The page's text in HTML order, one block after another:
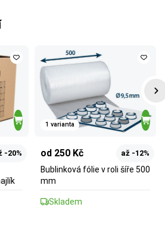
-20%
1 varianta
od 250 Kč až -12%
Bublinková fólie v roli šíře 500
mm
Skladem